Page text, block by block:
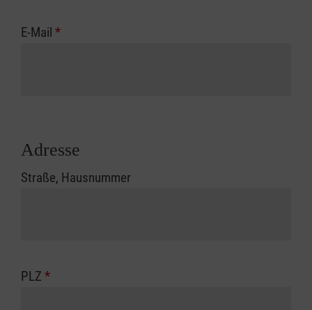
E-Mail *
Adresse
Straße, Hausnummer
PLZ *